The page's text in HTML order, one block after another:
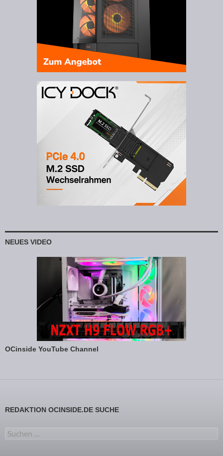
NEUES VIDEO
OCinside YouTube Channel
REDAKTION OCINSIDE.DE SUCHE
Suchen nach: